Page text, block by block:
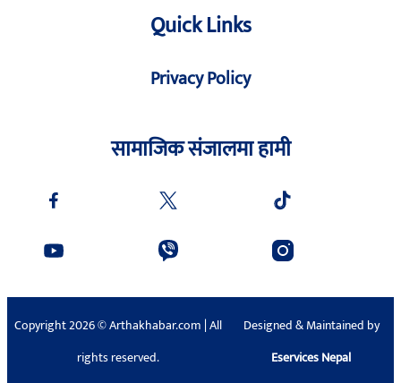
Quick Links
Privacy Policy
सामाजिक संजालमा हामी
Copyright 2026 © Arthakhabar.com | All
rights reserved.
Designed & Maintained by
Eservices Nepal